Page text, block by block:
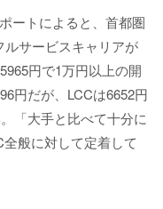
ートによると、首都圏
サービスキャリアが
円で1万円以上の開
円だが、LCCは6652円
「大手と比べて十分に
般に対して定着して